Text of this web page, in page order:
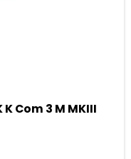
Com 3 M MKIII